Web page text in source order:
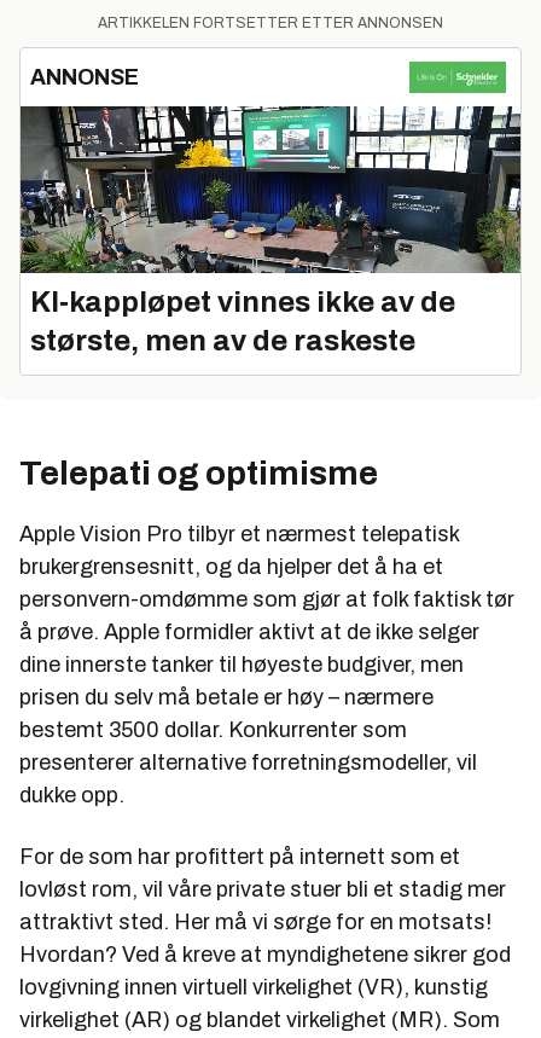
ARTIKKELEN FORTSETTER ETTER ANNONSEN
ANNONSE
KI‑kappløpet vinnes ikke av de
største, men av de raskeste
Telepati og optimisme
Apple Vision Pro tilbyr et nærmest telepatisk
brukergrensesnitt, og da hjelper det å ha et
personvern-omdømme som gjør at folk faktisk tør
å prøve. Apple formidler aktivt at de ikke selger
dine innerste tanker til høyeste budgiver, men
prisen du selv må betale er høy – nærmere
bestemt 3500 dollar. Konkurrenter som
presenterer alternative forretningsmodeller, vil
dukke opp.
For de som har profittert på internett som et
lovløst rom, vil våre private stuer bli et stadig mer
attraktivt sted. Her må vi sørge for en motsats!
Hvordan? Ved å kreve at myndighetene sikrer god
lovgivning innen virtuell virkelighet (VR), kunstig
virkelighet (AR) og blandet virkelighet (MR). Som